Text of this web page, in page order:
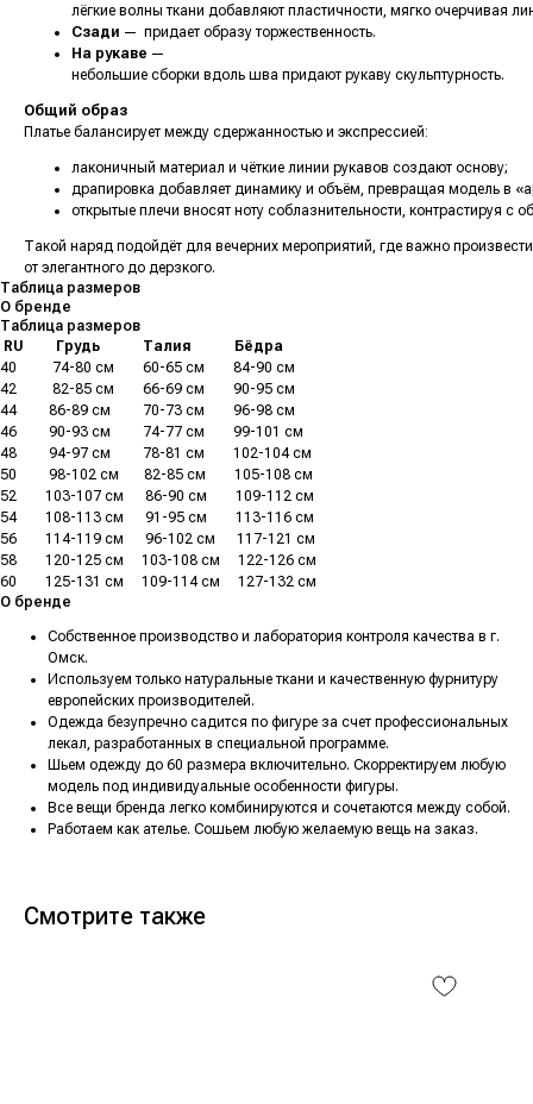
лёгкие волны ткани добавляют пластичности, мягко очерчивая
Сзади — придает образу торжественность.
На рукаве —
небольшие сборки вдоль шва придают рукаву скульптурность.
Общий образ
Платье балансирует между сдержанностью и экспрессией:
лаконичный материал и чёткие линии рукавов создают основу;
драпировка добавляет динамику и объём, превращая модель в
открытые плечи вносят ноту соблазнительности, контрастируя с
Такой наряд подойдёт для вечерних мероприятий, где важно
от элегантного до дерзкого.
Таблица размеров
О бренде
Таблица размеров
RU Грудь Талия
Бёдра
40
74-80 см 60-65 см
84-90 см
42
82-85 см 66-69 см
90-95 см
44......... 86-89 см 70-73 см
96-98 см
46
90-93 см 74-77 см
99-101 см
48
94-97 см 78-81 см
102-104 см
50
98-102 см 82-85 см
105-108 см
52
103-107 см 86-90 см
109-112 см
54........ 108-113 см 91-95 см
113-116 см
56
114-119 см 96-102 см
117-121 см
58
120-125 см 103-108 см
122-126 см
60
125-131 см 109-114 см
127-132 см
О бренде
Собственное производство и лаборатория контроля качества в г.
Омск.
Используем только натуральные ткани и качественную фурнитуру
европейских производителей.
Одежда безупречно садится по фигуре за счет профессиональных
лекал, разработанных в специальной программе.
Шьем одежду до 60 размера включительно. Скорректируем любую
модель под индивидуальные особенности фигуры.
Все вещи бренда легко комбинируются и сочетаются между собой.
Работаем как ателье. Сошьем любую желаемую вещь на заказ.
Смотрите также